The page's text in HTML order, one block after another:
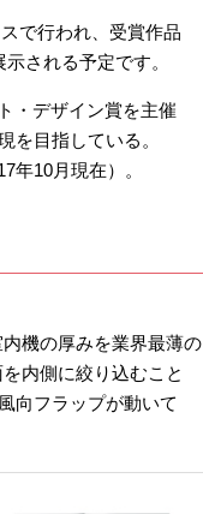
で行われ、受賞作品
される予定です。
・デザイン賞を主催
を目指している。
10月現在）。
機の厚みを業界最薄の
内側に絞り込むこと
向フラップが動いて